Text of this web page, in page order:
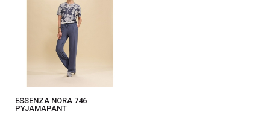
ESSENZA NORA 746
PYJAMAPANT